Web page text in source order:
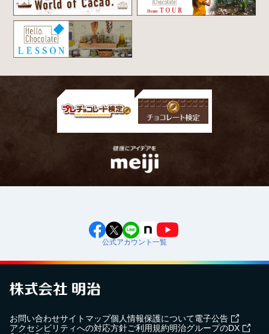
公式アカウント一覧
お問い合わせサイトマップ個人情報保護について電子公告
アクセシビリティへの対応方針ご利用規約明治グループのDX